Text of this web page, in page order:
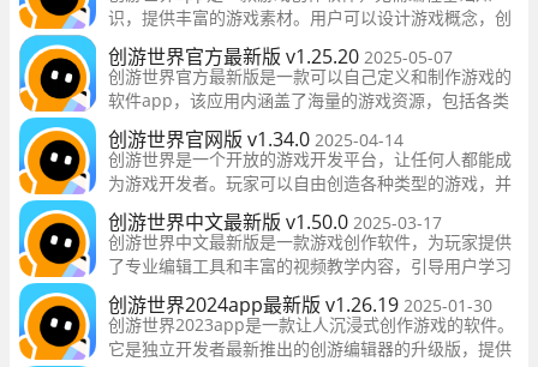
设计才华。
识，提供丰富的游戏素材。用户可以设计游戏概念，创
建游戏场景，添加角色和动画，设计游戏玩法，添加音
效和音乐，进行测试和优化，与其他创作者分享作品。
创游世界官方最新版 v1.25.20 2025-05-07
创游世界官方最新版是一款可以自己定义和制作游戏的
软件app，该应用内涵盖了海量的游戏资源，包括各类
动作、射击、 角色扮演、休闲等类型的游戏，满足用户
的不同需求，应用还具有简单易用的界面设计以及流畅
创游世界官网版 v1.34.0 2025-04-14
创游世界是一个开放的游戏开发平台，让任何人都能成
为游戏开发者。玩家可以自由创造各种类型的游戏，并
且可以在游戏中加入自己喜欢的元素，体验当游戏制作
人的乐趣。
创游世界中文最新版 v1.50.0 2025-03-17
创游世界中文最新版是一款游戏创作软件，为玩家提供
了专业编辑工具和丰富的视频教学内容，引导用户学习
如何制作游戏。这是创游编辑器的升级版，新增了联
机、动画、脚本等功能。
创游世界2024app最新版 v1.26.19 2025-01-30
创游世界2023app是一款让人沉浸式创作游戏的软件。
它是独立开发者最新推出的创游编辑器的升级版，提供